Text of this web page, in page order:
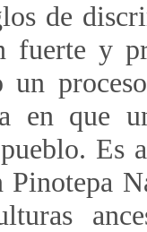
de
fuerte y
un
en que
Es